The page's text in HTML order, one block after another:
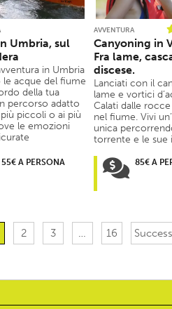
Umbria, sul
in Umbria
le acque del fiume
della tua
percorso adatto
piccoli o ai più
le emozioni
55€ A PERSONA
AVVENTURA
Canyoning in
Fra lame,
discese.
Lanciati con il
lame e vortici
Calati dalle
nel fiume. Vivi
unica
torrente e le sue
85€ A
2 3 … 16